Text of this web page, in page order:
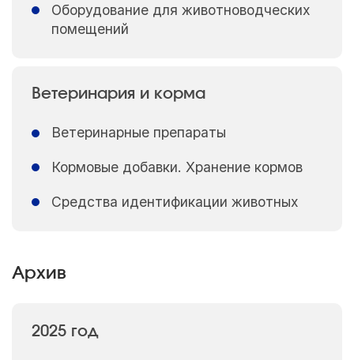
Оборудование для животноводческих
помещений
Ветеринария и корма
Ветеринарные препараты
Кормовые добавки. Хранение кормов
Средства идентификации животных
Архив
2025 год